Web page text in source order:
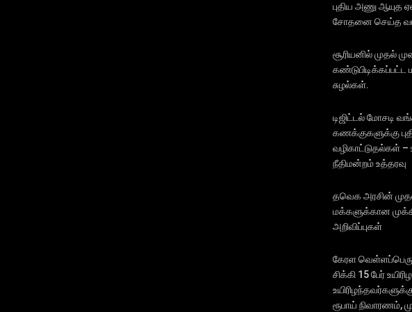
புதிய அணு ஆயுத
சோதனை செய்த
சூரியனில் முதல்
கண்டுபிடிக்கப்பட்ட
சுழல்கள்.
டிஜிட்டல் மோசடி
கணக்குகளுக்கு
வழிகாட்டுதல்கள் –
நீதிமன்றம் உத்தரவு
தவெக அரசின்
மக்களுக்கான
அறிவிப்புகள்
கேரள
சிக்கி 15 பேர்
ரூபாய் நிவாரணம்,